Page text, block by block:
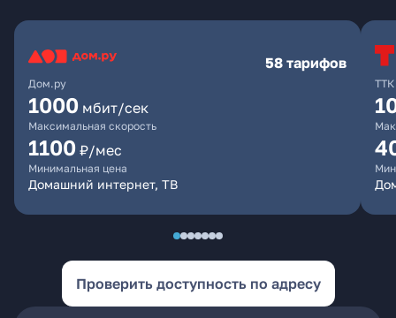
Дом.ру
58 тарифов
1000 мбит/сек
Максимальная скорость
1100 ₽/мес
Минимальная цена
Домашний интернет, ТВ
ТТК
Проверить доступность по адресу